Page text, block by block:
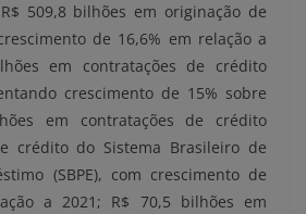
509,8 bilhões em originação de
de 16,6% em relação a
em contratações de crédito
crescimento de 15% sobre
em contratações de crédito
crédito do Sistema Brasileiro de
(SBPE), com crescimento de
a 2021; R$ 70,5 bilhões em